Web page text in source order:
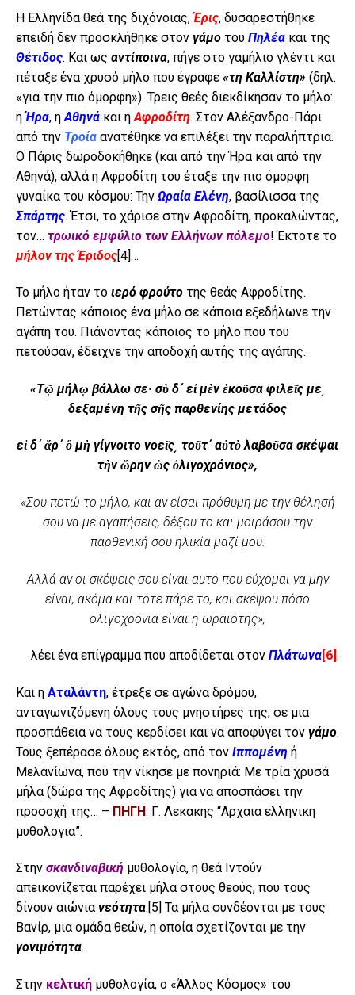
Η Ελληνίδα θεά της διχόνοιας,Έρις, δυσαρεστήθηκε
επειδή δεν προσκλήθηκε στον γάμο του Πηλέα και της
Θέτιδος. Και ως αντίποινα, πήγε στο γαμήλιο γλέντι και
πέταξε ένα χρυσό μήλο που έγραφε «τη Καλλίστη» (δηλ.
«για την πιο όμορφη»). Τρεις θεές διεκδίκησαν το μήλο:
ηΉρα, η Αθηνά και η Αφροδίτη. Στον Αλέξανδρο-Πάρι
από την Τροία ανατέθηκε να επιλέξει την παραλήπτρια.
Ο Πάρις δωροδοκήθηκε (και από την Ήρα και από την
Αθηνά), αλλά η Αφροδίτη του έταξε την πιο όμορφη
γυναίκα του κόσμου: Την Ωραία Ελένη, βασίλισσα της
Σπάρτης. Έτσι, το χάρισε στην Αφροδίτη, προκαλώντας,
τον… τρωικό εμφύλιο των Ελλήνων πόλεμο! Έκτοτε το
μήλον της Έριδος[4]…
Το μήλο ήταν το ιερό φρούτο της θεάς Αφροδίτης.
Πετώντας κάποιος ένα μήλο σε κάποια εξεδήλωνε την
αγάπη του. Πιάνοντας κάποιος το μήλο που του
πετούσαν, έδειχνε την αποδοχή αυτής της αγάπης.
«Τῷ μήλῳ βάλλω σε· σὺ δ΄ εἰ μὲν ἑκοῦσα φιλεῖς με͵
δεξαμένη τῆς σῆς παρθενίης μετάδος
εἰ δ΄ ἄρ΄ ὃ μὴ γίγνοιτο νοεῖς͵ τοῦτ΄ αὐτὸ λαβοῦσα σκέψαι
τὴν ὥρην ὡς ὀλιγοχρόνιος»,
«Σου πετώ το μήλο, και αν είσαι πρόθυμη με την θέλησή
σου να με αγαπήσεις, δέξου το και μοιράσου την
παρθενική σου ηλικία μαζί μου.
Αλλά αν οι σκέψεις σου είναι αυτό που εύχομαι να μην
είναι, ακόμα και τότε πάρε το, και σκέψου πόσο
ολιγοχρόνια είναι η ωραιότης»,
λέει ένα επίγραμμα που αποδίδεται στον Πλάτωνα [6] .
Και η Αταλάντη, έτρεξε σε αγώνα δρόμου,
ανταγωνιζόμενη όλους τους μνηστήρες της, σε μια
προσπάθεια να τους κερδίσει και να αποφύγει τον γάμο.
Τους ξεπέρασε όλους εκτός, από τον Ιππομένη ή
Μελανίωνα, που την νίκησε με πονηριά: Με τρία χρυσά
μήλα (δώρα της Αφροδίτης) για να αποσπάσει την
προσοχή της… – ΠΗΓΗ: Γ. Λεκακης “Αρχαια ελληνικη
μυθολογια”.
Στην σκανδιναβική μυθολογία, η θεά Ιντούν
απεικονίζεται παρέχει μήλα στους θεούς, που τους
δίνουν αιώνιανεότητα. [5] Τα μήλα συνδέονται με τους
Βανίρ, μια ομάδα θεών, η οποία σχετίζονται με την
γονιμότητα.
Στην κελτική μυθολογία, ο «Άλλος Κόσμος» του